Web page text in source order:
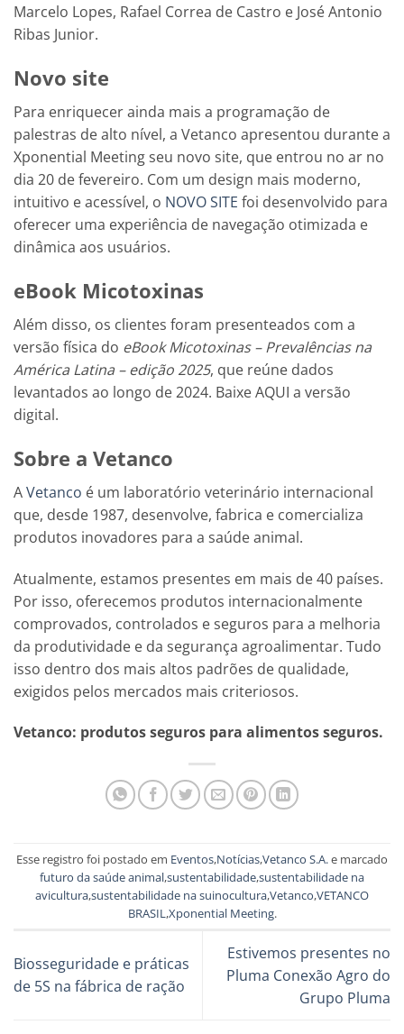
Marcelo Lopes, Rafael Correa de Castro e José Antonio
Ribas Junior.
Novo site
Para enriquecer ainda mais a programação de
palestras de alto nível, a Vetanco apresentou durante a
Xponential Meeting seu novo site, que entrou no ar no
dia 20 de fevereiro. Com um design mais moderno,
intuitivo e acessível, o NOVO SITE foi desenvolvido para
oferecer uma experiência de navegação otimizada e
dinâmica aos usuários.
eBook Micotoxinas
Além disso, os clientes foram presenteados com a
versão física do eBook Micotoxinas – Prevalências na
América Latina – edição 2025, que reúne dados
levantados ao longo de 2024. Baixe AQUI a versão
digital.
Sobre a Vetanco
AVetanco é um laboratório veterinário internacional
que, desde 1987, desenvolve, fabrica e comercializa
produtos inovadores para a saúde animal.
Atualmente, estamos presentes em mais de 40 países.
Por isso, oferecemos produtos internacionalmente
comprovados, controlados e seguros para a melhoria
da produtividade e da segurança agroalimentar. Tudo
isso dentro dos mais altos padrões de qualidade,
exigidos pelos mercados mais criteriosos.
Vetanco: produtos seguros para alimentos seguros.
Esse registro foi postado em Eventos,Notícias,Vetanco S.A.e marcado
futuro da saúde animal,sustentabilidade,sustentabilidade na
avicultura,sustentabilidade na suinocultura,Vetanco,VETANCO
BRASIL,Xponential Meeting.
Biosseguridade e práticas
de 5S na fábrica de ração
Estivemos presentes no
Pluma Conexão Agro do
Grupo Pluma